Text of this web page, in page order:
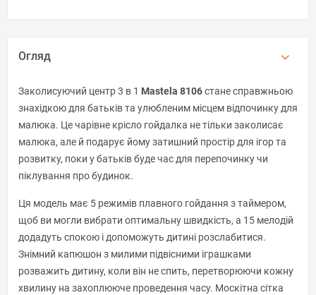
Огляд
Заколисуючий центр 3 в 1 Mastela 8106стане справжньою
знахідкою для батьків та улюбленим місцем відпочинку для
малюка. Це чарівне крісло гойдалка не тільки заколисає
малюка, але й подарує йому затишний простір для ігор та
розвитку, поки у батьків буде час для перепочинку чи
піклування про будинок.
Ця модель має 5 режимів плавного гойдання з таймером,
щоб ви могли вибрати оптимальну швидкість, а 15 мелодій
додадуть спокою і допоможуть дитині розслабитися.
Знімний капюшон з милими підвісними іграшками
розважить дитину, коли він не спить, перетворюючи кожну
хвилину на захоплююче проведення часу. Москітна сітка